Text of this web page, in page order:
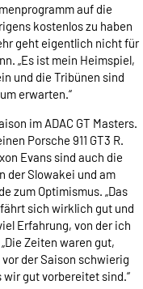
auf die
kostenlos zu haben
geht eigentlich nicht für
„Es ist mein Heimspiel,
und die Tribünen sind
erwarten.“
im ADAC GT Masters.
Porsche 911 GT3 R.
Evans sind auch die
der Slowakei und am
zum Optimismus. „Das
sich wirklich gut und
Erfahrung, von der ich
Zeiten waren gut,
der Saison schwierig
gut vorbereitet sind.“